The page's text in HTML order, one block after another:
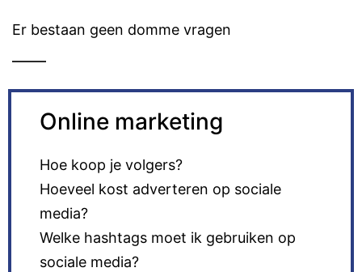
Er bestaan geen domme vragen
Online marketing
Hoe koop je volgers?
Hoeveel kost adverteren op sociale
media?
Welke hashtags moet ik gebruiken op
sociale media?